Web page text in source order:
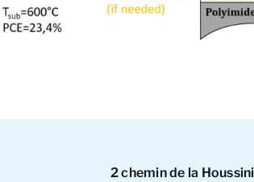
2 chemin de la